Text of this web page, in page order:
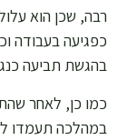
רבה, שכן הוא
כפגיעה בעבודה
בהגשת תביעה
כמו כן, לאחר
במהלכה תעמדו